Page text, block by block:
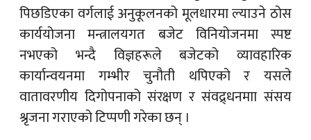
पिछडिएका वर्गलाई अनुकूलनको मूलधारमा ल्याउने ठोस
कार्ययोजना मन्त्रालयगत बजेट विनियोजनमा स्पष्ट
नभएको भन्दै विज्ञहरूले बजेटको व्यावहारिक
कार्यान्वयनमा गम्भीर चुनौती थपिएको र यसले
वातावरणीय दिगोपनाको संरक्षण र संवद्र्धनमाा संसय
श्रृजना गराएको टिप्पणी गरेका छन् ।